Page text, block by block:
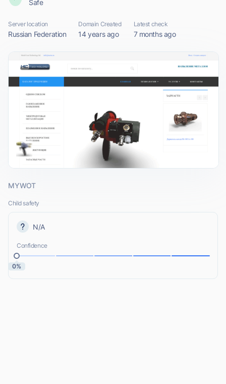
Safe
Server location
Russian Federation
Domain Created
14 years ago
Latest check
7 months ago
MYWOT
Child safety
N/A
Confidence
0%